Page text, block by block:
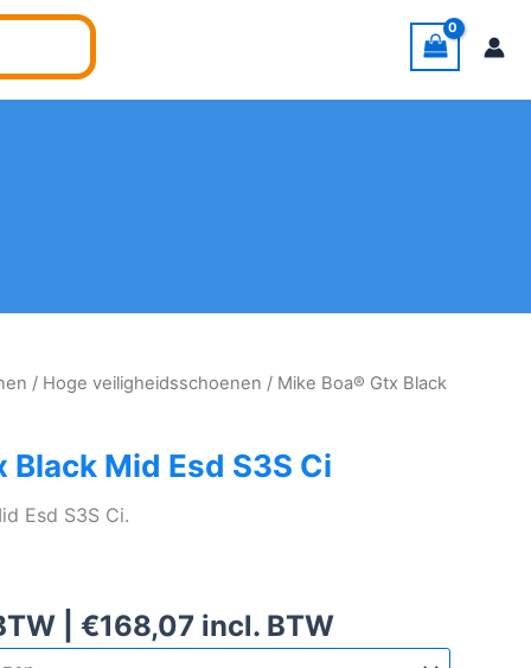
/ Hoge veiligheidsschoenen / Mike Boa® Gtx Black
Black Mid Esd S3S Ci
Esd S3S Ci.
|€168,07 incl. BTW